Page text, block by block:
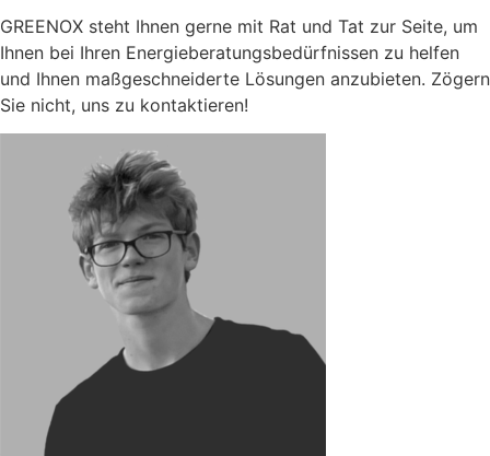
GREENOX steht Ihnen gerne mit Rat und Tat zur Seite, um
Ihnen bei Ihren Energieberatungsbedürfnissen zu helfen
und Ihnen maßgeschneiderte Lösungen anzubieten. Zögern
Sie nicht, uns zu kontaktieren!